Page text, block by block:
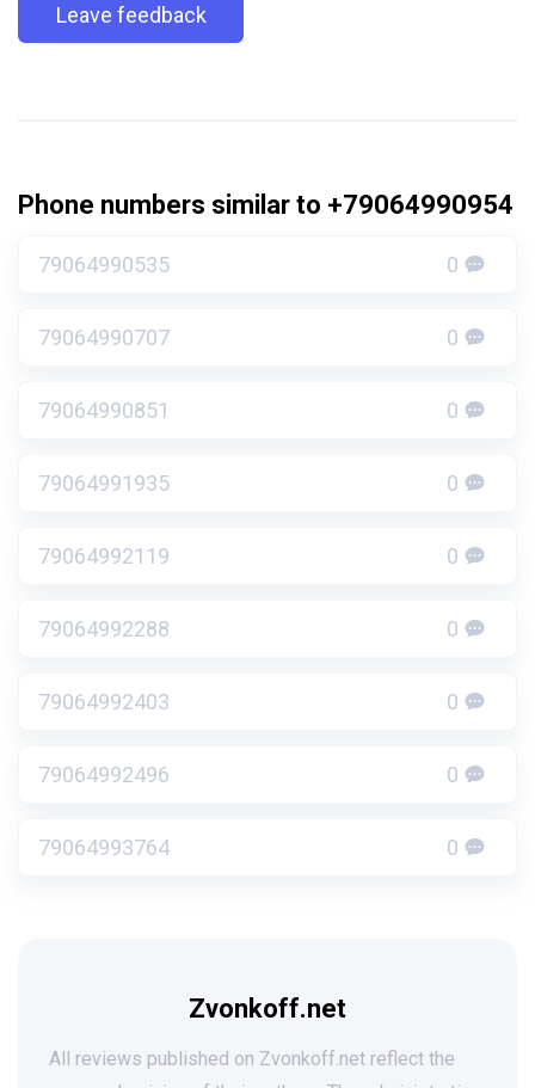
Leave feedback
Phone numbers similar to +79064990954
79064990535 0
79064990707 0
79064990851 0
79064991935 0
79064992119 0
79064992288 0
79064992403 0
79064992496 0
79064993764 0
Zvonkoff.net
All reviews published on Zvonkoff.net reflect the